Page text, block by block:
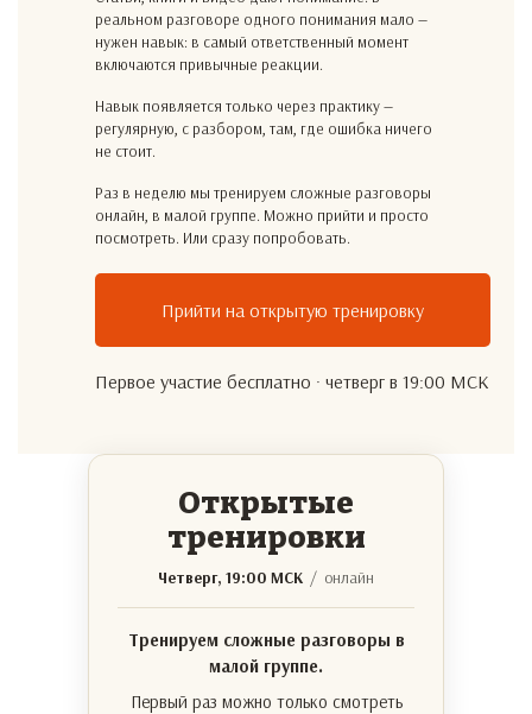
реальном разговоре одного понимания мало —
нужен навык: в самый ответственный момент
включаются привычные реакции.
Навык появляется только через практику —
регулярную, с разбором, там, где ошибка ничего
не стоит.
Раз в неделю мы тренируем сложные разговоры
онлайн, в малой группе. Можно прийти и просто
посмотреть. Или сразу попробовать.
Прийти на открытую тренировку
Первое участие бесплатно · четверг в 19:00 МСК
Открытые
тренировки
Четверг, 19:00 МСК / онлайн
Тренируем сложные разговоры в
малой группе.
Первый раз можно только смотреть